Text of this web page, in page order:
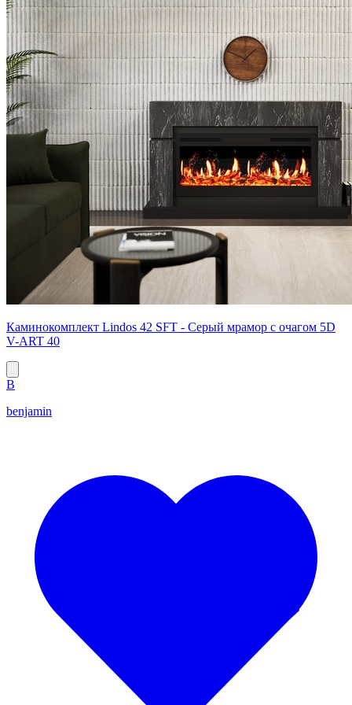
Каминокомплект Lindos 42 SFT - Серый мрамор с очагом 5D
V-ART 40
B
benjamin